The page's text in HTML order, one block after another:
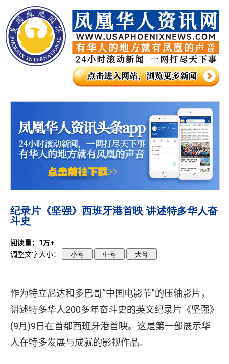
纪录片《坚强》西班牙港首映 讲述特多华人奋
斗史
阅读量：1万+
调整文字大小：
小号 中号 大号
作为特立尼达和多巴哥“中国电影节”的压轴影片，
讲述特多华人200多年奋斗史的英文纪录片《坚强》
(9月)9日在首都西班牙港首映。这是第一部展示华
人在特多发展与成就的影视作品。